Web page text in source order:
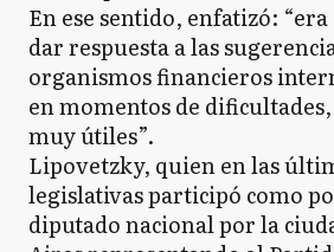
En ese sentido, enfatizó:
dar respuesta a las
organismos financieros
en momentos de
muy útiles”.
Lipovetzky, quien en las
legislativas participó como
diputado nacional por la